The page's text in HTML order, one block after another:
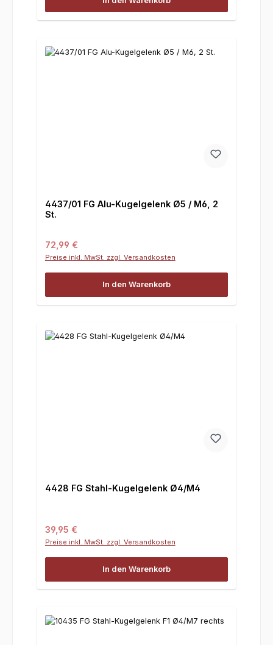
4437/01 FG Alu-Kugelgelenk Ø5 / M6, 2
St.
Regulärer Preis:
72,99 €
Preise inkl. MwSt. zzgl. Versandkosten
In den Warenkorb
4428 FG Stahl-Kugelgelenk Ø4/M4
Regulärer Preis:
39,95 €
Preise inkl. MwSt. zzgl. Versandkosten
In den Warenkorb